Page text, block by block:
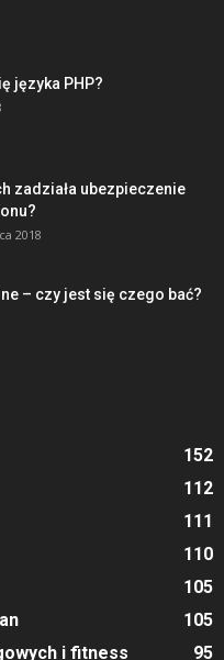
języka PHP?
zadziała ubezpieczenie
2018
– czy jest się czego bać?
152
112
111
110
105
105
i fitness
95